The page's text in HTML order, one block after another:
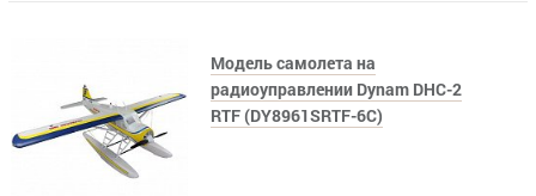
Модель самолета на
радиоуправлении Dynam DHC-2
RTF (DY8961SRTF-6C)